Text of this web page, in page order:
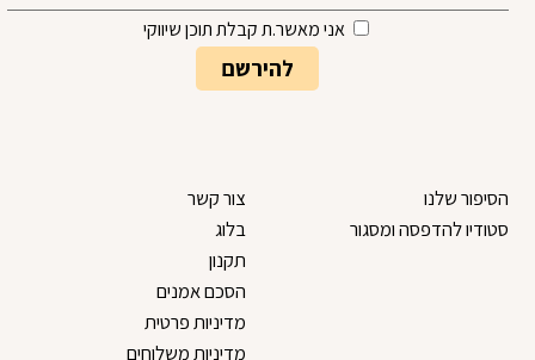
אני מאשר.ת קבלת תוכן שיווקי
הסיפור שלנו
סטודיו להדפסה ומסגור
צור קשר
בלוג
תקנון
הסכם אמנים
מדיניות פרטית
מדיניות משלוחים